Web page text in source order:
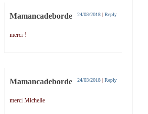
Mamancadeborde 24/03/2018 | Reply
merci !
Mamancadeborde 24/03/2018 | Reply
merci Michelle